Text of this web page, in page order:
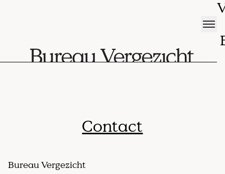
Contact
Bureau Vergezicht